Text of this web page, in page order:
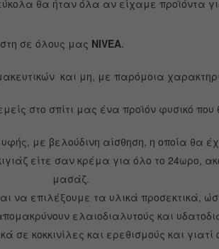
θα ήταν όλα αν είχαμε προϊόντα
σε όλους μας NIVEA.
και μη, με παρόμοια
στο σπίτι μας ένα προϊόν φυσικό
με βελούδινη αίσθηση, η οποία θα
είτε σαν κρέμα για όλο το 24ωρο,
μασάζ.
να επιλέξουμε τα υλικά προσεκτικά,
ελαιοδιαλυτούς και
σε κοκκινίλες και ερεθισμούς και